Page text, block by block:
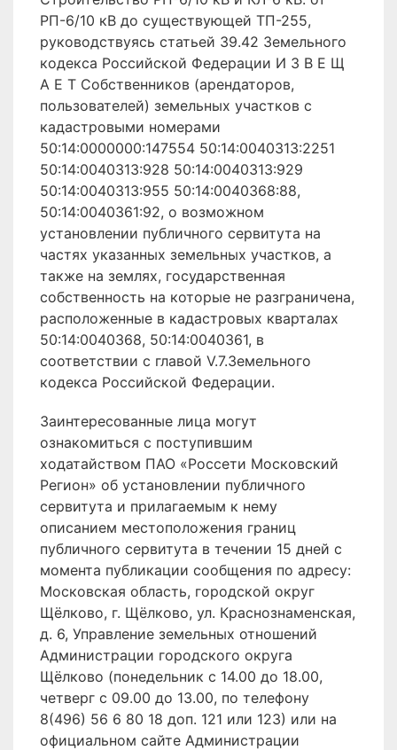
РП-6/10 кВ до существующей ТП-255,
руководствуясь статьей 39.42 Земельного
кодекса Российской Федерации И З В Е Щ
А Е Т Собственников (арендаторов,
пользователей) земельных участков с
кадастровыми номерами
50:14:0000000:147554 50:14:0040313:2251
50:14:0040313:928 50:14:0040313:929
50:14:0040313:955 50:14:0040368:88,
50:14:0040361:92, о возможном
установлении публичного сервитута на
частях указанных земельных участков, а
также на землях, государственная
собственность на которые не разграничена,
расположенные в кадастровых кварталах
50:14:0040368, 50:14:0040361, в
соответствии с главой V.7.Земельного
кодекса Российской Федерации.
Заинтересованные лица могут
ознакомиться с поступившим
ходатайством ПАО «Россети Московский
Регион» об установлении публичного
сервитута и прилагаемым к нему
описанием местоположения границ
публичного сервитута в течении 15 дней с
момента публикации сообщения по адресу:
Московская область, городской округ
Щёлково, г. Щёлково, ул. Краснознаменская,
д. 6, Управление земельных отношений
Администрации городского округа
Щёлково (понедельник с 14.00 до 18.00,
четверг с 09.00 до 13.00, по телефону
8(496) 56 6 80 18 доп. 121 или 123) или на
официальном сайте Администрации